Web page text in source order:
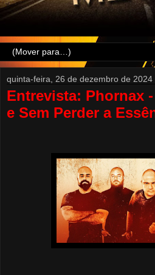
quinta-feira, 26 de dezembro de 2024
Entrevista: Phornax
e Sem Perder a